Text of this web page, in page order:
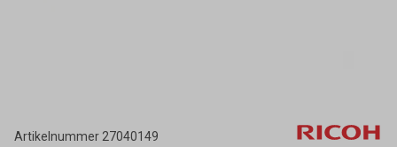
Artikelnummer27040149